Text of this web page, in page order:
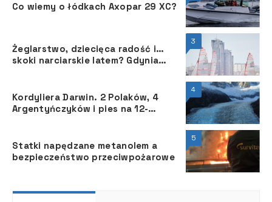
Co wiemy o łódkach Axopar 29 XC?
3
Żeglarstwo, dziecięca radość i…
skoki narciarskie latem? Gdynia
4
Kordyliera Darwin. 2 Polaków, 4
Argentyńczyków i pies na 12-
5
Statki napędzane metanolem a
bezpieczeństwo przeciwpożarowe